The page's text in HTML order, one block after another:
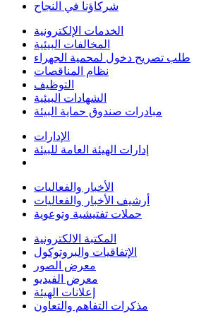
شركاؤنا في النجاح
الخدمات الإلكترونية
المخالفات البيئية
طلب تصريح دخول لمحمية الجهراء
نظام المناقصات
التوظيف
الشهادات البيئية
مبادرات صندوق حماية البيئة
الإدارات
إدارات الهيئة العامة للبيئة
الأخبار والفعاليات
أرشيف الأخبار والفعاليات
حملات تفتيشية وتوعوية
المكتبة الالكترونية
الإتفاقيات والبروتوكول
معرض الصور
معرض الفيديو
إعلانات الهيئة
مذكرات التفاهم والتعاون